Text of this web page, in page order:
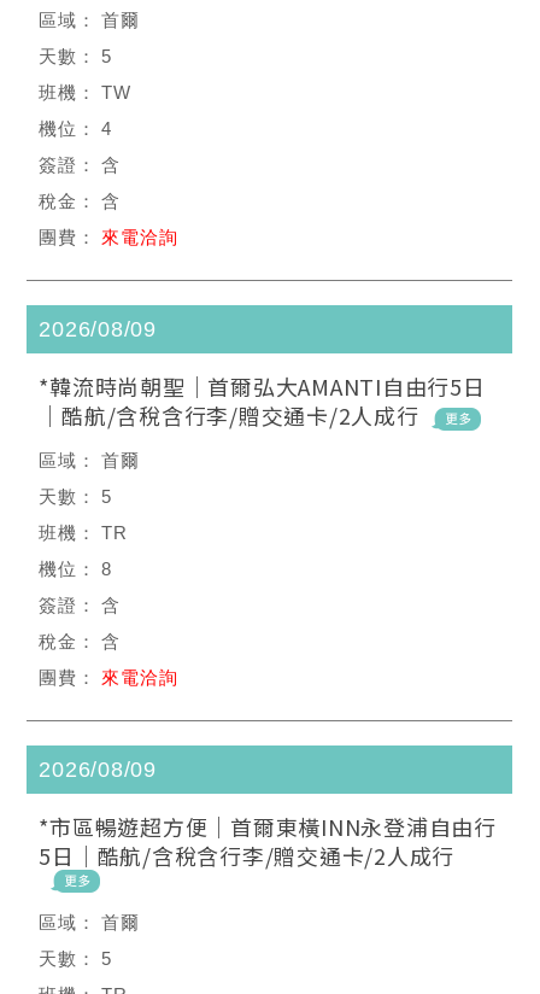
首爾
5
TW
4
含
含
來電洽詢
2026/08/09
*韓流時尚朝聖｜首爾弘大AMANTI自由行5日
｜酷航/含稅含行李/贈交通卡/2人成行
首爾
5
TR
8
含
含
來電洽詢
2026/08/09
*市區暢遊超方便｜首爾東橫INN永登浦自由行
5日｜酷航/含稅含行李/贈交通卡/2人成行
首爾
5